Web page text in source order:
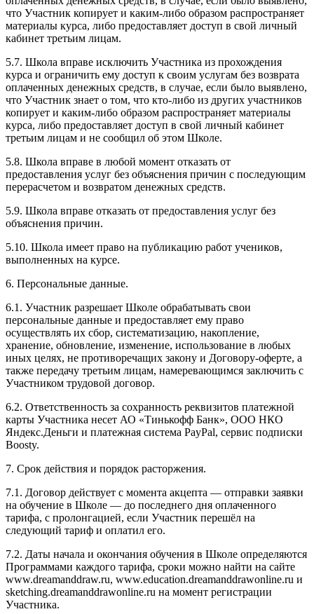
что Участник копирует и каким-либо образом распространяет
материалы курса, либо предоставляет доступ в свой личный
кабинет третьим лицам.
5.7. Школа вправе исключить Участника из прохождения
курса и ограничить ему доступ к своим услугам без возврата
оплаченных денежных средств, в случае, если было выявлено,
что Участник знает о том, что кто-либо из других участников
копирует и каким-либо образом распространяет материалы
курса, либо предоставляет доступ в свой личный кабинет
третьим лицам и не сообщил об этом Школе.
5.8. Школа вправе в любой момент отказать от
предоставления услуг без объяснения причин с последующим
перерасчетом и возвратом денежных средств.
5.9. Школа вправе отказать от предоставления услуг без
объяснения причин.
5.10. Школа имеет право на публикацию работ учеников,
выполненных на курсе.
6. Персональные данные.
6.1. Участник разрешает Школе обрабатывать свои
персональные данные и предоставляет ему право
осуществлять их сбор, систематизацию, накопление,
хранение, обновление, изменение, использование в любых
иных целях, не противоречащих закону и Договору-оферте, а
также передачу третьим лицам, намеревающимся заключить с
Участником трудовой договор.
6.2. Ответственность за сохранность реквизитов платежной
карты Участника несет АО «Тинькофф Банк», ООО НКО
Яндекс.Деньги и платежная система PayPal, сервис подписки
Boosty.
7. Срок действия и порядок расторжения.
7.1. Договор действует с момента акцепта — отправки заявки
на обучение в Школе — до последнего дня оплаченного
тарифа, с пролонгацией, если Участник перешёл на
следующий тариф и оплатил его.
7.2. Даты начала и окончания обучения в Школе определяются
Программами каждого тарифа, сроки можно найти на сайте
www.dreamanddraw.ru, www.education.dreamanddrawonline.ru и
sketching.dreamanddrawonline.ru на момент регистрации
Участника.